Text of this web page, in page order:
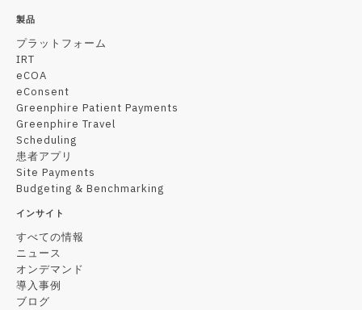
製品
プラットフォーム
IRT
eCOA
eConsent
Greenphire Patient Payments
Greenphire Travel
Scheduling
患者アプリ
Site Payments
Budgeting & Benchmarking
インサイト
すべての情報
ニュース
オンデマンド
導入事例
ブログ